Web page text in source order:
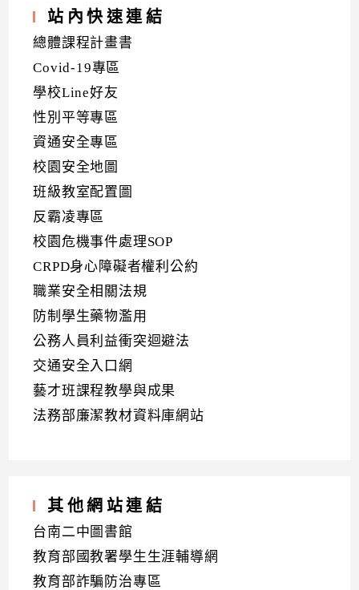
站內快速連結
總體課程計畫書
Covid-19專區
學校Line好友
性別平等專區
資通安全專區
校園安全地圖
班級教室配置圖
反霸凌專區
校園危機事件處理SOP
CRPD身心障礙者權利公約
職業安全相關法規
防制學生藥物濫用
公務人員利益衝突迴避法
交通安全入口網
藝才班課程教學與成果
法務部廉潔教材資料庫網站
其他網站連結
台南二中圖書館
教育部國教署學生生涯輔導網
教育部詐騙防治專區